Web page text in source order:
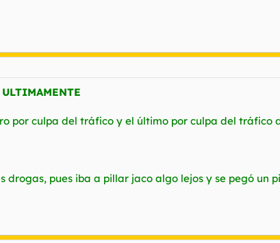
por culpa del tráfico y el último por culpa del tráfico
pues iba a pillar jaco algo lejos y se pegó un